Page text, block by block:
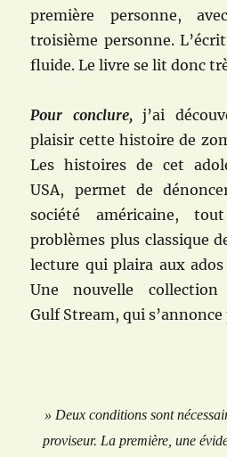
première personne,
troisième personne.
fluide. Le livre se lit donc
Pour conclure, j’ai
plaisir cette histoire de
Les histoires de cet
USA, permet de
société américaine,
problèmes plus classique
lecture qui plaira aux
Une nouvelle collection
Gulf Stream, qui
» Deux conditions sont
proviseur. La première, une